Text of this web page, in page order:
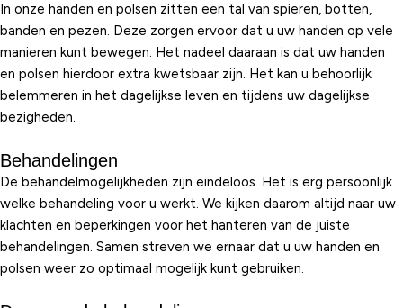
In onze handen en polsen zitten een tal van spieren, botten,
banden en pezen. Deze zorgen ervoor dat u uw handen op vele
manieren kunt bewegen. Het nadeel daaraan is dat uw handen
en polsen hierdoor extra kwetsbaar zijn. Het kan u behoorlijk
belemmeren in het dagelijkse leven en tijdens uw dagelijkse
bezigheden.
Behandelingen
De behandelmogelijkheden zijn eindeloos. Het is erg persoonlijk
welke behandeling voor u werkt. We kijken daarom altijd naar uw
klachten en beperkingen voor het hanteren van de juiste
behandelingen. Samen streven we ernaar dat u uw handen en
polsen weer zo optimaal mogelijk kunt gebruiken.